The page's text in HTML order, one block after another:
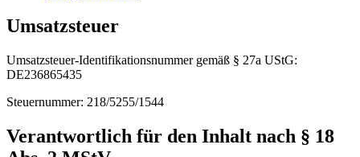
Umsatzsteuer
Umsatzsteuer-Identifikationsnummer gemäß § 27a UStG:
DE236865435
Steuernummer: 218/5255/1544
Verantwortlich für den Inhalt nach § 18